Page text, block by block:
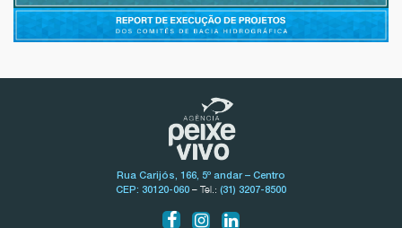
Rua Carijós, 166, 5º andar – Centro
CEP: 30120-060 – Tel.: (31) 3207-8500